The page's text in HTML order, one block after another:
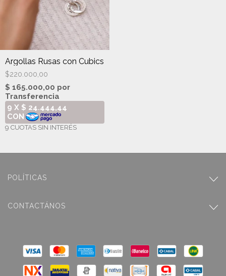
Argollas Rusas con Cubics
$220.000,00
POLÍTICAS
CONTACTÁNOS